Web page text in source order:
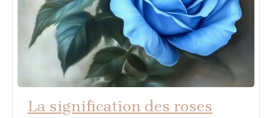
La signification des roses